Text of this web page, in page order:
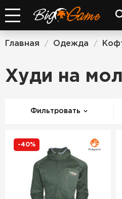
Главная / Одежда /
Худи на
Фильтровать
-40%